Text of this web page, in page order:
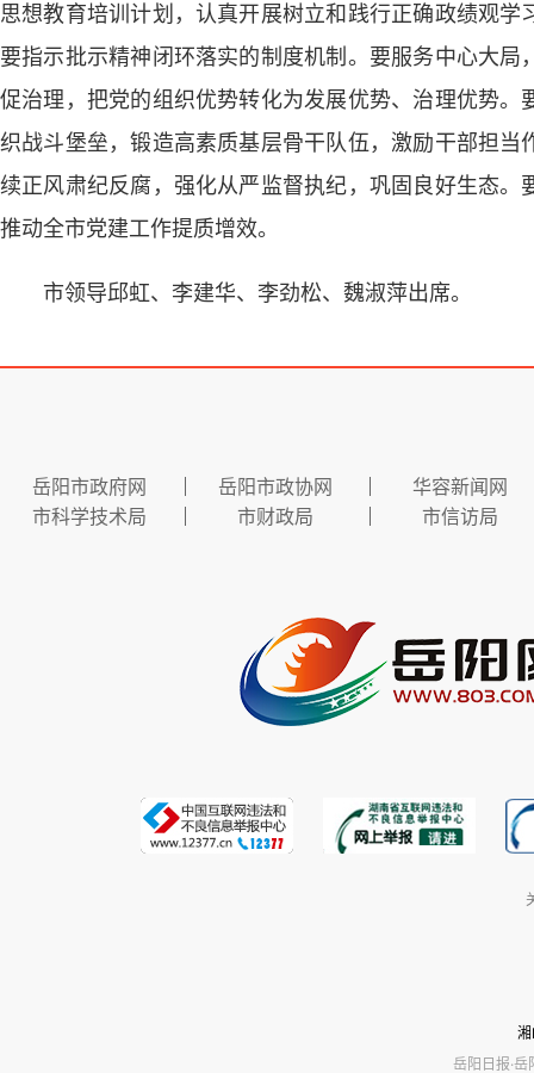
思想教育培训计划，认真开展树立和践行正确政绩观
要指示批示精神闭环落实的制度机制。要服务中心大
促治理，把党的组织优势转化为发展优势、治理优势
织战斗堡垒，锻造高素质基层骨干队伍，激励干部担
续正风肃纪反腐，强化从严监督执纪，巩固良好生态
推动全市党建工作提质增效。
市领导邱虹、李建华、李劲松、魏淑萍出席。
岳阳市政府网 岳阳市政协网
华容新闻网
市科学技术局
市财政局 市信访局
岳阳日报·岳